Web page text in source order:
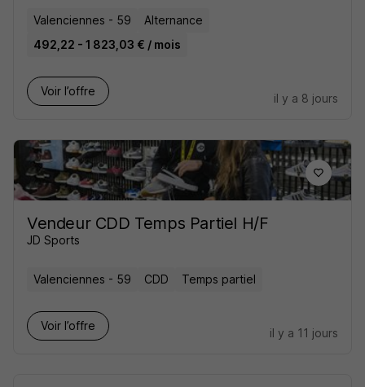
Valenciennes - 59
Alternance
492,22 - 1 823,03 € / mois
Voir l’offre
il y a 8 jours
Vendeur CDD Temps Partiel H/F
JD Sports
Valenciennes - 59 CDD Temps partiel
Voir l’offre
il y a 11 jours